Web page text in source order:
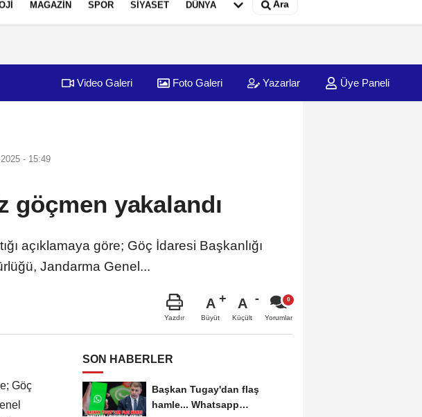
MAGAZİN SPOR SİYASET DÜNYA Ara
Video Galeri Foto Galeri Yazarlar Üye Paneli
- 15:49
göçmen yakalandı
açıklamaya göre; Göç İdaresi Başkanlığı
Jandarma Genel...
Yazdır
A
Büyüt
A
Küçült Yorumlar
Göç
SON HABERLER
Başkan Tugay'dan flaş
hamle... Whatsapp